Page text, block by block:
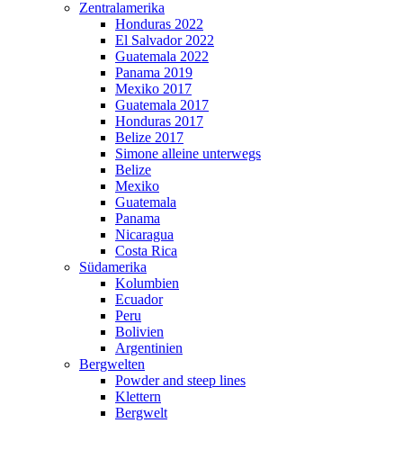
Zentralamerika
Honduras 2022
El Salvador 2022
Guatemala 2022
Panama 2019
Mexiko 2017
Guatemala 2017
Honduras 2017
Belize 2017
Simone alleine unterwegs
Belize
Mexiko
Guatemala
Panama
Nicaragua
Costa Rica
Südamerika
Kolumbien
Ecuador
Peru
Bolivien
Argentinien
Bergwelten
Powder and steep lines
Klettern
Bergwelt